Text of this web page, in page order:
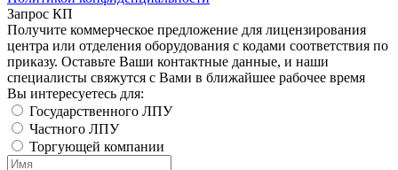
Запрос КП
Получите коммерческое предложение для лицензирования
центра или отделения оборудования с кодами соответствия по
приказу. Оставьте Ваши контактные данные, и наши
специалисты свяжутся с Вами в ближайшее рабочее время
Вы интересуетесь для:
Государственного ЛПУ
Частного ЛПУ
Торгующей компании